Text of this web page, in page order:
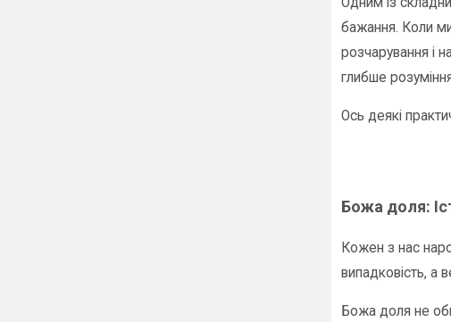
бажання. Коли
розчарування і
глибше
Ось деякі
Божа доля:
Кожен з нас
випадковість, а
Божа доля не